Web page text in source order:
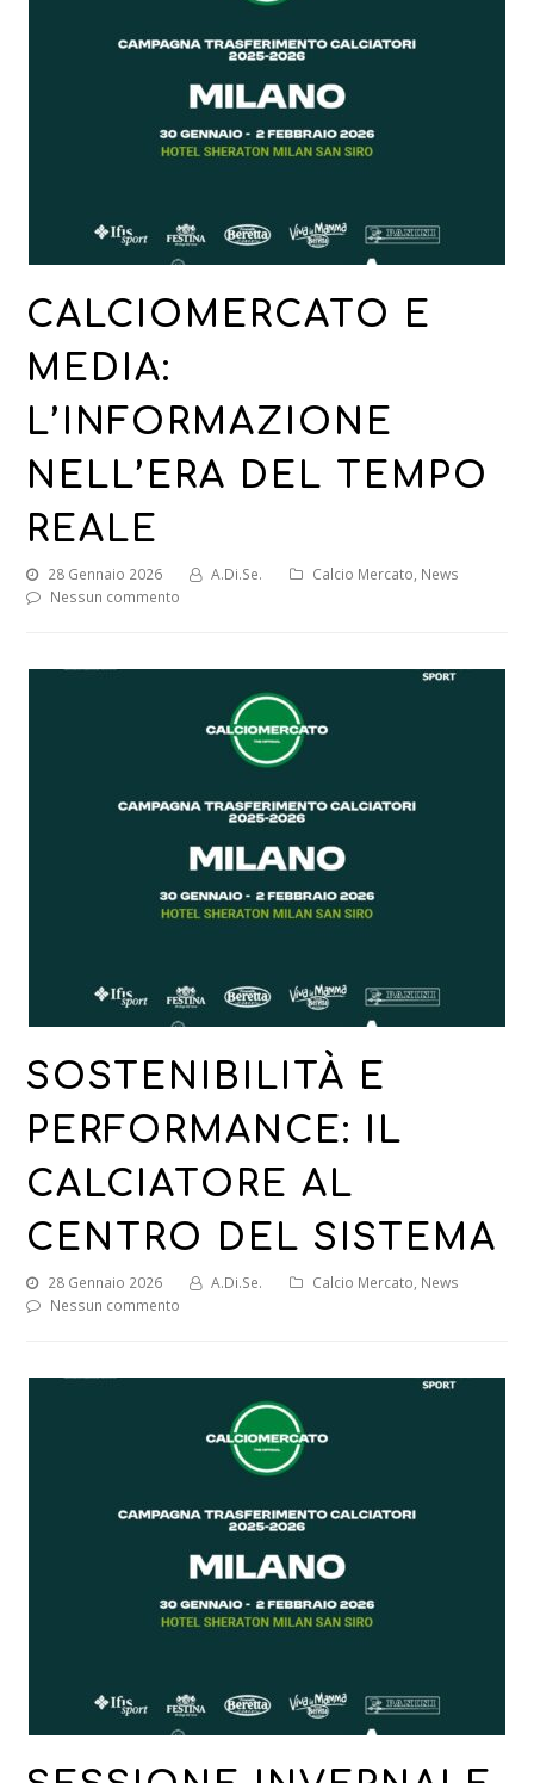
CALCIOMERCATO E
MEDIA:
L’INFORMAZIONE
NELL’ERA DEL TEMPO
REALE
28 Gennaio 2026 A.Di.Se. Calcio Mercato, News
Nessun commento
SOSTENIBILITÀ E
PERFORMANCE: IL
CALCIATORE AL
CENTRO DEL SISTEMA
28 Gennaio 2026 A.Di.Se. Calcio Mercato, News
Nessun commento